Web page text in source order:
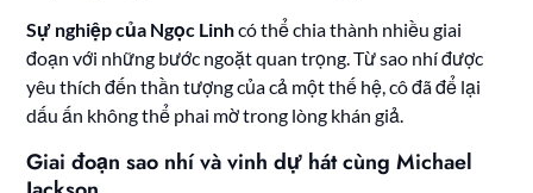
Sự nghiệp của Ngọc Linhcó thể chia thành nhiều giai
đoạn với những bước ngoặt quan trọng. Từ sao nhí được
yêu thích đến thần tượng của cả một thế hệ, cô đã để lại
dấu ấn không thể phai mờ trong lòng khán giả.
Giai đoạn sao nhí và vinh dự hát cùng Michael